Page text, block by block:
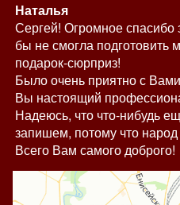
Наталья
Сергей! Огромное
бы не смогла подготовить
подарок-сюрприз!
Было очень приятно с
Вы настоящий
Надеюсь, что что-нибудь
запишем, потому что
Всего Вам самого доброго!